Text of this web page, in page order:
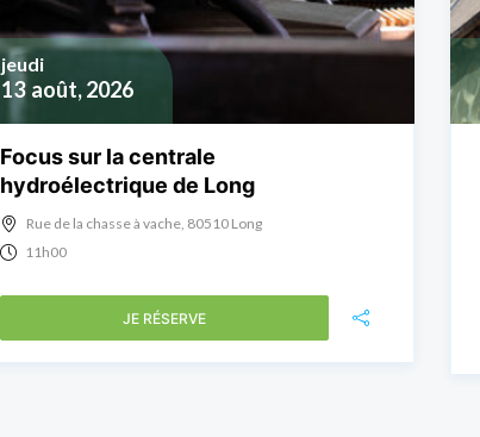
13 août, 2026
jeudi
Focus sur la centrale
hydroélectrique de Long
Rue de la chasse à vache, 80510 Long
11h00
JE RÉSERVE